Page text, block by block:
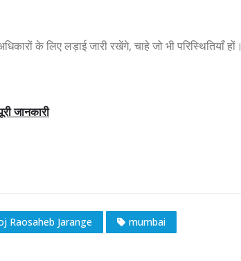
के लिए लड़ाई जारी रखेंगे, चाहे जो भी परिस्थितियाँ हों।
जानकारी
Raosaheb Jarange mumbai